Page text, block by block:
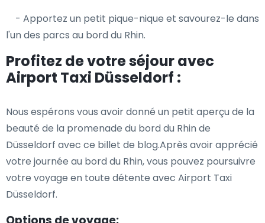
- Apportez un petit pique-nique et savourez-le dans
l'un des parcs au bord du Rhin.
Profitez de votre séjour avec
Airport Taxi Düsseldorf :
Nous espérons vous avoir donné un petit aperçu de la
beauté de la promenade du bord du Rhin de
Düsseldorf avec ce billet de blog.Après avoir apprécié
votre journée au bord du Rhin, vous pouvez poursuivre
votre voyage en toute détente avec Airport Taxi
Düsseldorf.